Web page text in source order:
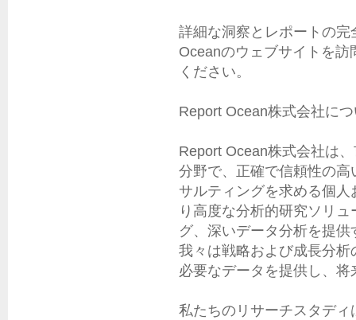
詳細な洞察とレポートの
Oceanのウェブサイトを
ください。
Report Ocean株式会社に
Report Ocean株式会社は
分野で、正確で信頼性の
サルティングを求める個
り高度な分析的研究ソリ
グ、深いデータ分析を提
我々は戦略および成長分
必要なデータを提供し、
私たちのリサーチスタデ